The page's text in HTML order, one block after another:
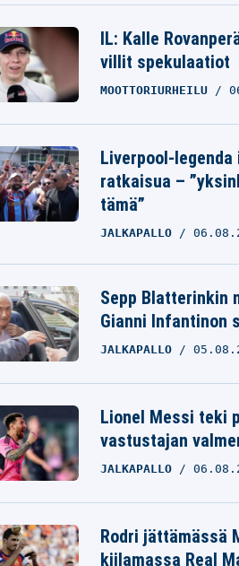
IL: Kalle
villit spekulaatiot
MOOTTORIURHEILU
Liverpool-
ratkaisua –
tämä”
JALKAPALLO
Sepp
Gianni Infantinon
JALKAPALLO
Lionel Messi teki
vastustajan
JALKAPALLO
Rodri jättämässä
kiilamassa Real